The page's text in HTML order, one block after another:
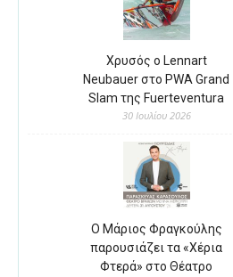
Χρυσός ο Lennart
Neubauer στο PWA Grand
Slam της Fuerteventura
30 Ιουλίου 2026
Ο Μάριος Φραγκούλης
παρουσιάζει τα «Χέρια
Φτερά» στο Θέατρο